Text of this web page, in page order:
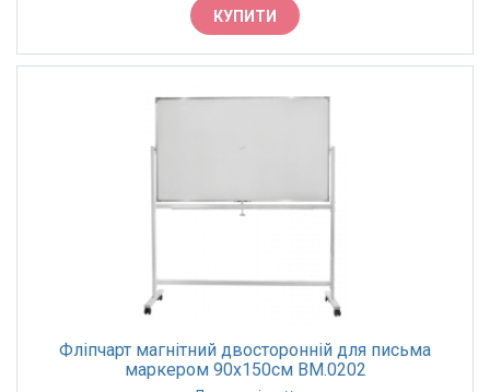
КУПИТИ
Фліпчарт магнітний двосторонній для письма
маркером 90х150см BM.0202